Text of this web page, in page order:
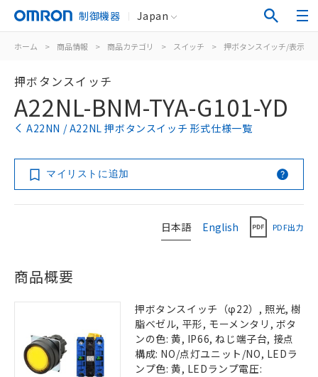
制御機器 Japan
ホーム > 商品情報 > 商品カテゴリ > スイッチ > 押ボタンスイッチ/表示灯
押ボタンスイッチ
A22NL-BNM-TYA-G101-YD
A22NN / A22NL 押ボタンスイッチ 形式仕様一覧
マイリストに追加
日本語 English PDF出力
商品概要
押ボタンスイッチ（φ22）, 照光, 樹
脂ベゼル, 平形, モーメンタリ, ボタ
ンの色: 黄, IP66, ねじ端子台, 接点
構成: NO/点灯ユニット/NO, LEDラ
ンプ色: 黄, LEDランプ電圧: